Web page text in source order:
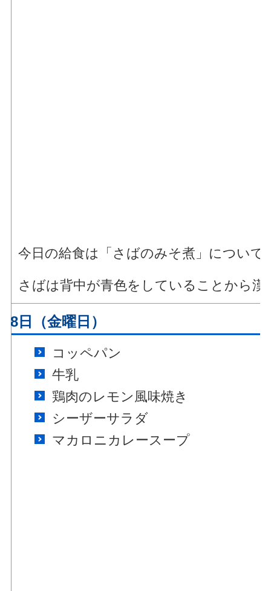
今日の給食は「さばのみそ煮」について
さばは背中が青色をしていることから
日（金曜日）
コッペパン
牛乳
鶏肉のレモン風味焼き
シーザーサラダ
マカロニカレースープ